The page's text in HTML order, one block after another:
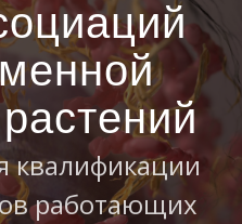
квалификации
работающих